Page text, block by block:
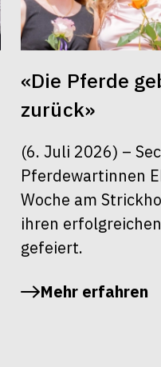
«Die Pferde
zurück»
(6. Juli 2026) –
Pferdewartinnen
Woche am
ihren
gefeiert.
Mehr erfahren